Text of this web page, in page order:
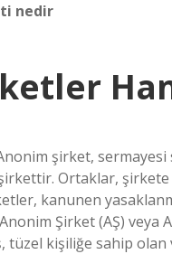
nedir
şirket,
Ortaklar,
kanunen
Şirket (AŞ) veya
kişiliğe sahip